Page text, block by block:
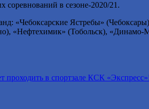
соревнований в сезоне-2020/21.
«Чебоксарские Ястребы»
«Нефтехимик» (Тобольск),
проходить в спортзале КСК